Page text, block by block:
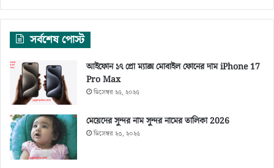
সর্বশেষ পোস্ট
আইফোন ১৭ প্রো ম্যাক্স মোবাইল ফোনের দাম iPhone 17
Pro Max
ডিসেম্বর ২৫, ২০২৫
মেয়েদের সুন্দর নাম সুন্দর নামের তালিকা 2026
ডিসেম্বর ২৩, ২০২৫